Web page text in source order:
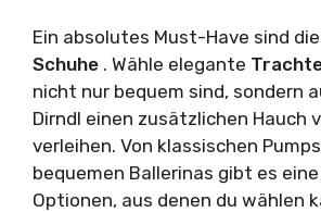
Ein absolutes Must-Have sind
Schuhe . Wähle elegante
nicht nur bequem sind, sondern
Dirndl einen zusätzlichen Hauch
verleihen. Von klassischen
bequemen Ballerinas gibt es
Optionen, aus denen du wählen